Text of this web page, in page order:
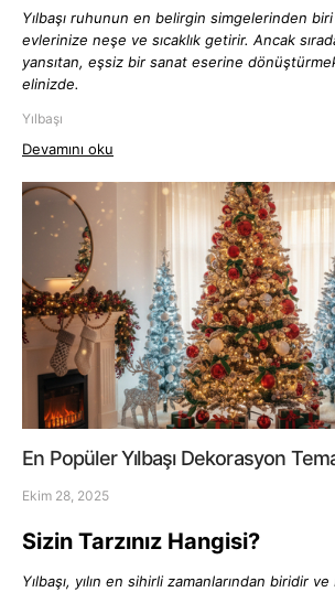
Yılbaşı ruhunun en belirgin simgelerinden biri
evlerinize neşe ve sıcaklık getirir. Ancak
yansıtan, eşsiz bir sanat eserine
elinizde.
Yılbaşı
Devamını oku
En Popüler Yılbaşı Dekorasyon
Ekim 28, 2025
Sizin Tarzınız Hangisi?
Yılbaşı, yılın en sihirli zamanlarından biridir